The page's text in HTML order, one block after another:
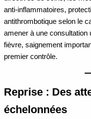
anti-inflammatoires,
antithrombotique selon le
amener à une consultation
fièvre, saignement
premier contrôle.
Reprise : Des
échelonnées